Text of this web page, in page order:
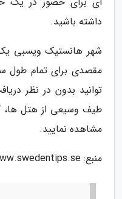
داشته باشید.
شهر هانستیک ویسبی
مقصدی برای تمام طول
توانید بدون در نظر
طیف وسیعی از هتل ها،
مشاهده نمایید.
منبع: www.swedentips.se